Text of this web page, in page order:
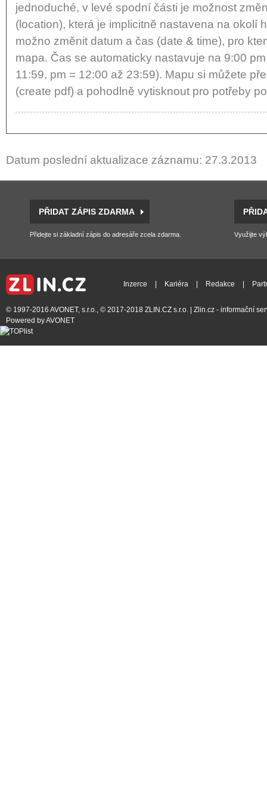
jednoduché, v levé spodní části je možnost
(location), která je implicitně nastavena na okolí
možno změnit datum a čas (date & time), pro
mapa. Čas se automaticky nastavuje na 9:00
11:59, pm = 12:00 až 23:59). Mapu si můžete
(create pdf) a pohodlně vytisknout pro potřeby
Datum poslední aktualizace záznamu: 27.3.2013
PŘIDAT ZÁPIS ZDARMA
Přidejte si základní zápis do adresáře zcela zdarma. Využijte
Inzerce Kariéra Redakce
© 1997-2016 AVONET, s.r.o., © 2017-2018 ZLIN.CZ s.r.o. | Zlin.cz - informační
Powered byAVONET